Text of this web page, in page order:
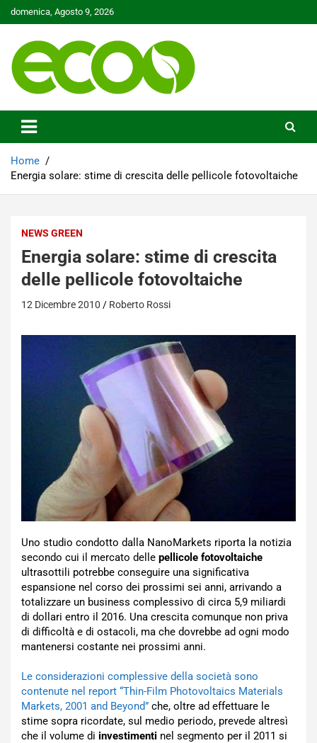
Skip
to
domenica, Agosto 9, 2026
Ecoo.it
Home
Energia solare: stime di crescita delle pellicole fotovoltaiche
NEWS GREEN
Energia solare: stime di crescita
delle pellicole fotovoltaiche
12 Dicembre 2010 Roberto Rossi
Uno studio condotto dalla NanoMarkets riporta la notizia
secondo cui il mercato delle pellicole fotovoltaiche
ultrasottili potrebbe conseguire una significativa
espansione nel corso dei prossimi sei anni, arrivando a
totalizzare un business complessivo di circa 5,9 miliardi
di dollari entro il 2016. Una crescita comunque non priva
di difficoltà e di ostacoli, ma che dovrebbe ad ogni modo
mantenersi costante nei prossimi anni.
Le considerazioni complessive della società sono
contenute nel report “Thin-Film Photovoltaics Materials
Markets, 2001 and Beyond” che, oltre ad effettuare le
stime sopra ricordate, sul medio periodo, prevede altresì
che il volume di investimenti nel segmento per il 2011 si